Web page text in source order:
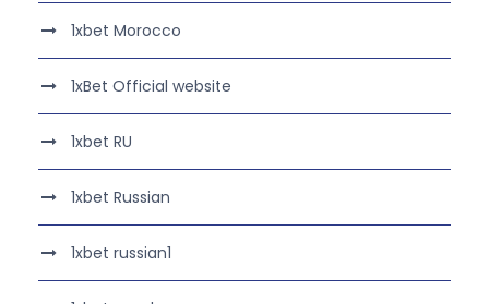
1xbet Morocco
1xBet Official website
1xbet RU
1xbet Russian
1xbet russian1